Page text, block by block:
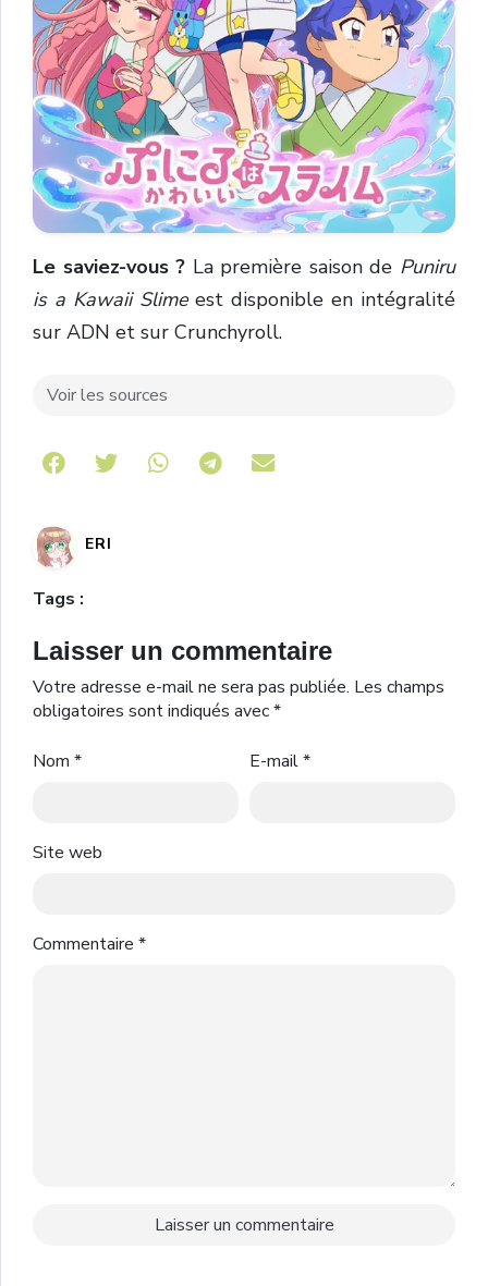
Le saviez-vous ? La première saison de Puniru
is a Kawaii Slimeest disponible en intégralité
sur ADN et sur Crunchyroll.
Voir les sources
Share on Telegram
ERI
Tags :
Laisser un commentaire
Votre adresse e-mail ne sera pas publiée. Les champs
obligatoires sont indiqués avec*
Nom * E-mail*
Site web
Commentaire *